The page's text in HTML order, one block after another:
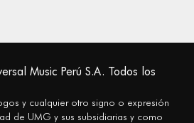
Music Perú S.A. Todos los
y cualquier otro signo o expresión
de UMG y sus subsidiarias y como